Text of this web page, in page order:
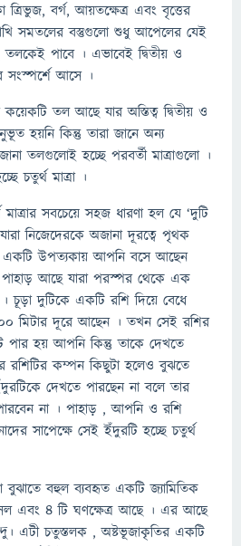
বর্গ, আয়তক্ষেত্র এবং বৃত্তের
সমতলের বস্তুগুলো শুধু আপেলের যেই
পাবে । এভাবেই দ্বিতীয় ও
সংস্পর্শে আসে ।
তল আছে যার অস্তিত্ব দ্বিতীয় ও
হয়নি কিন্তু তারা জানে অন্য
তলগুলোই হচ্ছে পরবর্তী মাত্রাগুলো ।
চতুর্থ মাত্রা ।
মাত্রার সবচেয়ে সহজ ধারণা হল যে ‘দুটি
নিজেদেরকে অজানা দূরত্বে পৃথক
একটি উপত্যকায় আপনি বসে আছেন
আছে যারা পরস্পর থেকে এক
চূড়া দুটিকে একটি রশি দিয়ে বেধে
মিটার দূরে আছেন । তখন সেই রশির
হয় আপনি কিন্তু তাকে দেখতে
রশিটির কম্পন কিছুটা হলেও বুঝতে
দেখতে পারছেন না বলে তার
না । পাহাড় , আপনি ও রশি
সাপেক্ষে সেই ইঁদুরটি হচ্ছে চতুর্থ
বুঝাতে বহুল ব্যবহৃত একটি জ্যামিতিক
এবং ৪ টি ঘণক্ষেত্র আছে । এর আছে
এটী চতুস্তলক , অষ্টভূজাকৃতির একটি